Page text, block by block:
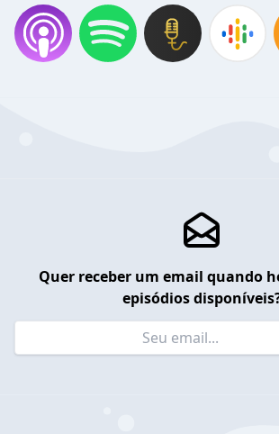
Quer receber um email quando
episódios